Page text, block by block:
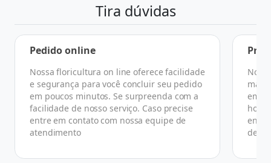
Tira dúvidas
Pedido online
Nossa floricultura on line oferece facilidade
e segurança para você concluir seu pedido
em poucos minutos. Se surpreenda com a
facilidade de nosso serviço. Caso precise
entre em contato com nossa equipe de
atendimento
No
em
de